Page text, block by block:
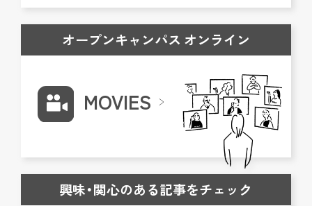
オープンキャンパス オンライン
MOVIES
興味・関心のある記事をチェック